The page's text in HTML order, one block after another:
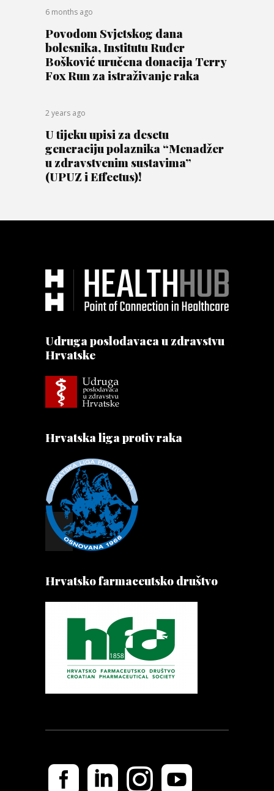
6 months ago
Povodom Svjetskog dana
bolesnika, Institutu Ruđer
Bošković uručena donacija Terry
Fox Run za istraživanje raka
2 years ago
U tijeku upisi za desetu
generaciju polaznika “Menadžer
u zdravstvenim sustavima”
(UPUZ i Effectus)!
Udruga poslodavaca u zdravstvu
Hrvatske
Hrvatska liga protiv raka
Hrvatsko farmaceutsko društvo